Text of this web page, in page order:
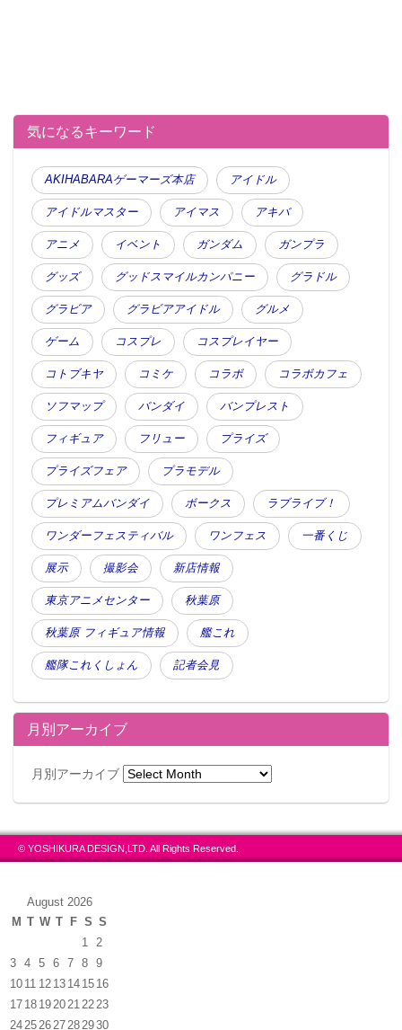
気になるキーワード
AKIHABARAゲーマーズ本店 アイドル
アイドルマスター アイマス アキバ
アニメ イベント ガンダム ガンプラ
グッズ グッドスマイルカンパニー グラドル
グラビア グラビアアイドル グルメ
ゲーム コスプレ コスプレイヤー
コトブキヤ コミケ コラボ コラボカフェ
ソフマップ バンダイ バンプレスト
フィギュア フリュー プライズ
プライズフェア プラモデル
プレミアムバンダイ ボークス ラブライブ！
ワンダーフェスティバル ワンフェス 一番くじ
展示 撮影会 新店情報
東京アニメセンター 秋葉原
秋葉原 フィギュア情報 艦これ
艦隊これくしょん 記者会見
月別アーカイブ
月別アーカイブ
© YOSHIKURA DESIGN,LTD. All Rights Reserved.
August 2026
M T W T F S S
1
2
3
4 5 6 7 8
9
10 11 12 13 14 15 16
17 18 19 20 21 22 23
24 25 26 27 28 2930